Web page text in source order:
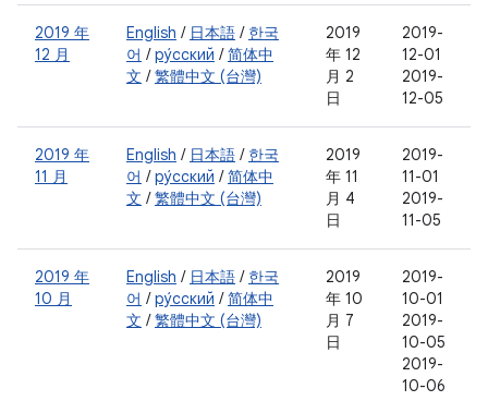
2019 年
12 月
English / 日本語 / 한국
어 /ру́сский /简体中
文 /繁體中文 (台灣)
2019
年 12
月 2
日
2019-
12-01
2019-
12-05
2019 年
11 月
English / 日本語 / 한국
어 /ру́сский /简体中
文 /繁體中文 (台灣)
2019
年 11
月 4
日
2019-
11-01
2019-
11-05
2019 年
10 月
English / 日本語 / 한국
어 /ру́сский /简体中
文 /繁體中文 (台灣)
2019
年 10
月 7
日
2019-
10-01
2019-
10-05
2019-
10-06